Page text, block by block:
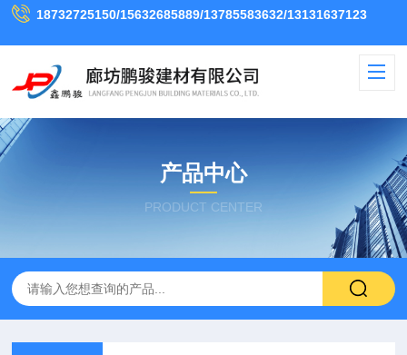
18732725150/15632685889/13785583632/13131637123
产品中心
PRODUCT CENTER